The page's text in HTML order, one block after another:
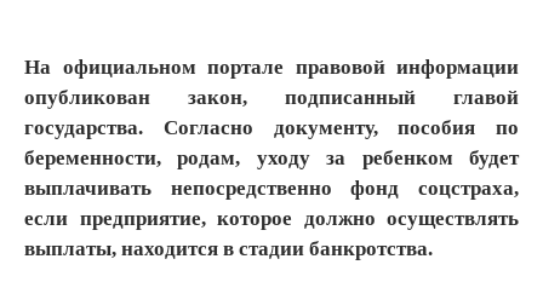
На официальном портале правовой информации
опубликован закон, подписанный главой
государства. Согласно документу, пособия по
беременности, родам, уходу за ребенком будет
выплачивать непосредственно фонд соцстраха,
если предприятие, которое должно осуществлять
выплаты, находится в стадии банкротства.